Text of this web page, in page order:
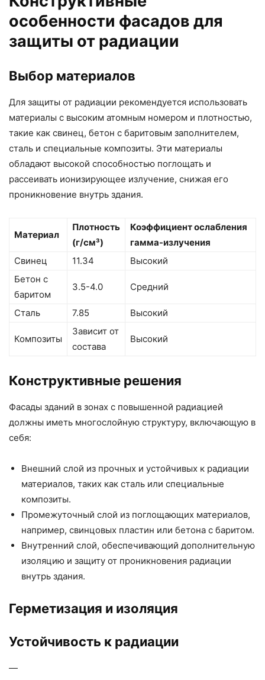
особенности фасадов для
защиты от радиации
Выбор материалов
Для защиты от радиации рекомендуется использовать
материалы с высоким атомным номером и плотностью,
такие как свинец, бетон с баритовым заполнителем,
сталь и специальные композиты. Эти материалы
обладают высокой способностью поглощать и
рассеивать ионизирующее излучение, снижая его
проникновение внутрь здания.
Материал
Плотность
(г/см³)
Коэффициент ослабления
гамма-излучения
Свинец
11.34
Высокий
Бетон с
баритом
3.5-4.0 Средний
Сталь 7.85 Высокий
Композиты
Зависит от
состава
Высокий
Конструктивные решения
Фасады зданий в зонах с повышенной радиацией
должны иметь многослойную структуру, включающую в
себя:
Внешний слой из прочных и устойчивых к радиации
материалов, таких как сталь или специальные
композиты.
Промежуточный слой из поглощающих материалов,
например, свинцовых пластин или бетона с баритом.
Внутренний слой, обеспечивающий дополнительную
изоляцию и защиту от проникновения радиации
внутрь здания.
Герметизация и изоляция
Устойчивость к радиации
—